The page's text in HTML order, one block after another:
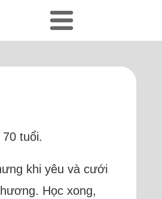
tuổi.
khi yêu và cưới
Học xong,